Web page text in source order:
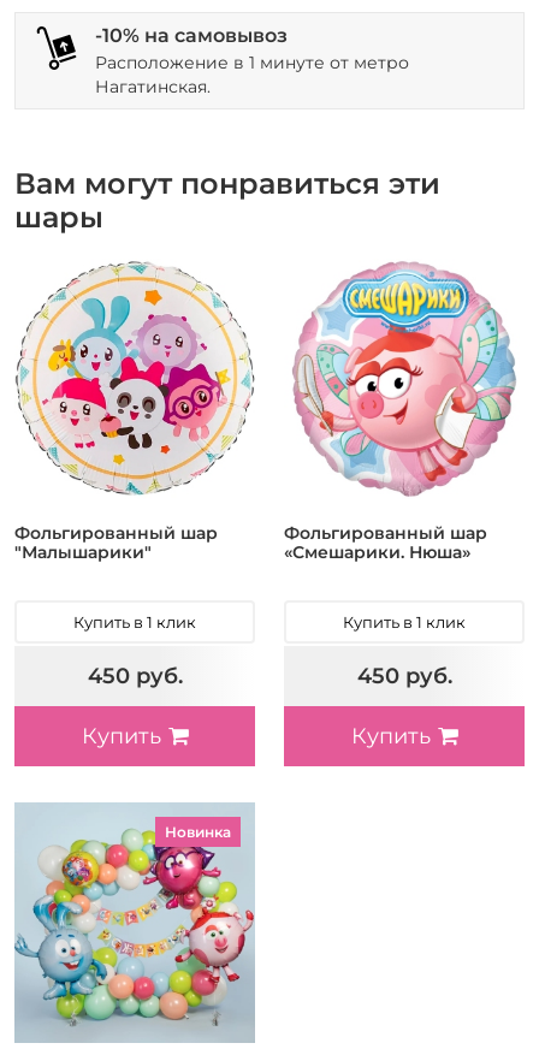
-10% на самовывоз
Расположение в 1 минуте от метро
Нагатинская.
Вам могут понравиться эти
шары
Фольгированный шар
"Малышарики"
Купить в 1 клик
450 руб.
Купить
Фольгированный шар
«Смешарики. Нюша»
Купить в 1 клик
450 руб.
Купить
Новинка